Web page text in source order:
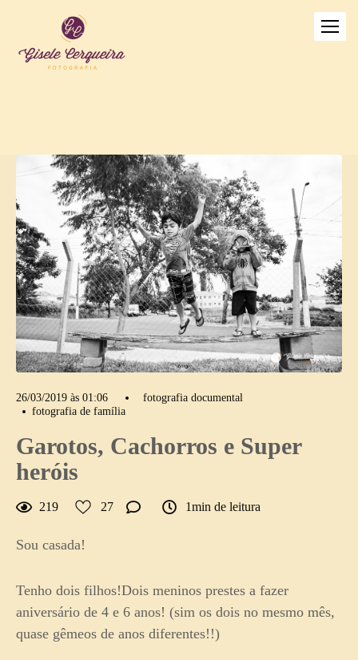
26/03/2019 às 01:06
fotografia documental
fotografia de família
Garotos, Cachorros e Super
heróis
219 27 1min de leitura
Sou casada!
Tenho dois filhos!Dois meninos prestes a fazer
aniversário de 4 e 6 anos! (sim os dois no mesmo mês,
quase gêmeos de anos diferentes!!)